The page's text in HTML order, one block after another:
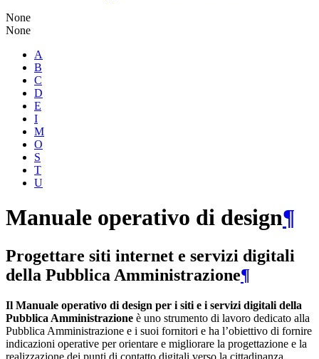
None
None
A
B
C
D
E
I
M
O
S
T
U
Manuale operativo di design¶
Progettare siti internet e servizi digitali
della Pubblica Amministrazione¶
Il Manuale operativo di design per i siti e i servizi digitali della
Pubblica Amministrazione è uno strumento di lavoro dedicato alla
Pubblica Amministrazione e i suoi fornitori e ha l’obiettivo di fornire
indicazioni operative per orientare e migliorare la progettazione e la
realizzazione dei punti di contatto digitali verso la cittadinanza.